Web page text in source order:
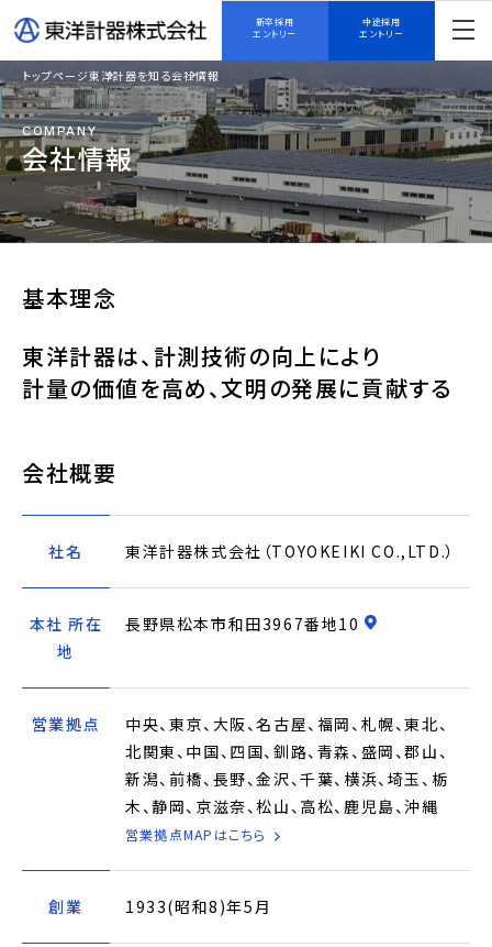
新卒採用
エントリー
中途採用
エントリー
トップページ東洋計器を知る会社情報
COMPANY
会社情報
基本理念
東洋計器は、計測技術の向上により
計量の価値を高め、文明の発展に貢献する
会社概要
社名 東洋計器株式会社（TOYOKEIKI CO.,LTD.）
本社 所在
地
長野県松本市和田3967番地10
営業拠点
中央、東京、大阪、名古屋、福岡、札幌、東北、
北関東、中国、四国、釧路、青森、盛岡、郡山、
新潟、前橋、長野、金沢、千葉、横浜、埼玉、栃
木、静岡、京滋奈、松山、高松、鹿児島、沖縄
営業拠点MAPはこちら
創業 1933(昭和8)年5月